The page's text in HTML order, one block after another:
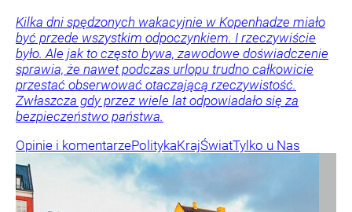
Kilka dni spędzonych wakacyjnie w Kopenhadze miało
być przede wszystkim odpoczynkiem. I rzeczywiście
było. Ale jak to często bywa, zawodowe doświadczenie
sprawia, że nawet podczas urlopu trudno całkowicie
przestać obserwować otaczającą rzeczywistość.
Zwłaszcza gdy przez wiele lat odpowiadało się za
bezpieczeństwo państwa.
Opinie i komentarzePolitykaKrajŚwiatTylko u Nas